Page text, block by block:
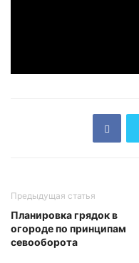
Предыдущая статья
Планировка грядок в
огороде по принципам
севооборота